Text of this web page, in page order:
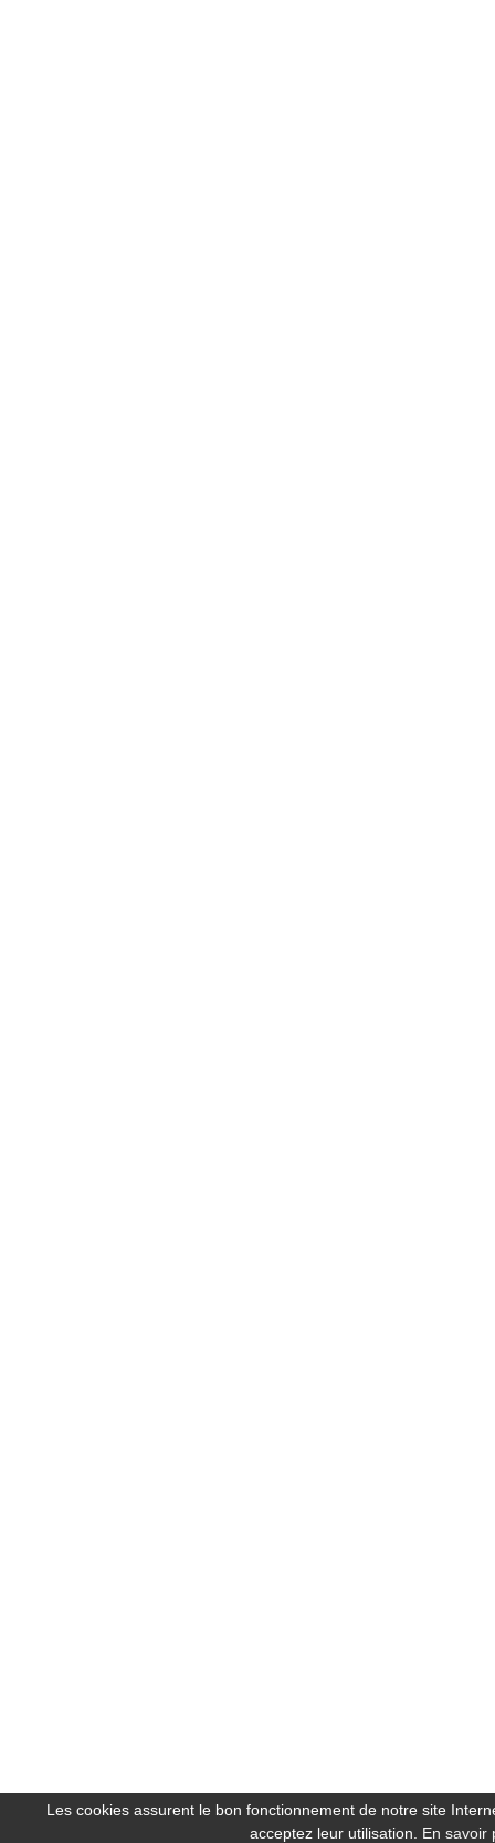
Les cookies assurent le bon fonctionnement de notre site
acceptez leur utilisation. En savoir